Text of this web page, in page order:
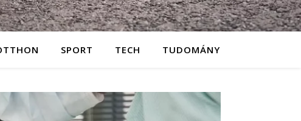
SPORT TECH TUDOMÁNY